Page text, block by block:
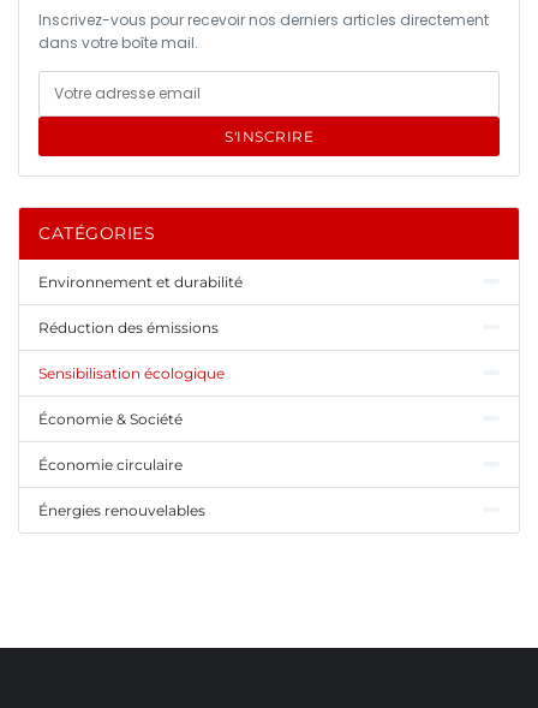
Inscrivez-vous pour recevoir nos derniers articles directement
dans votre boîte mail.
S'INSCRIRE
CATÉGORIES
Environnement et durabilité
Réduction des émissions
Sensibilisation écologique
Économie & Société
Économie circulaire
Énergies renouvelables